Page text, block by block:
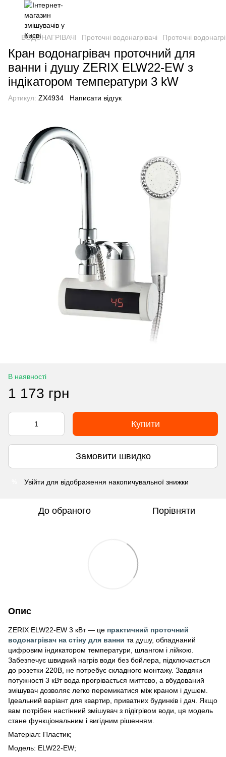
ВОДОНАГРІВАЧІ Проточні водонагрівачі Проточні
Кран водонагрівач проточний для
ванни і душу ZERIX ELW22-EW з
індікатором температури 3 kW
Артикул: ZX4934 Написати відгук
В наявності
1 173 грн
Купити
Замовити швидко
Увійти для відображення накопичувальної знижки
До обраного Порівняти
Опис
ZERIX ELW22-EW 3 кВт — це практичний проточний
водонагрівач на стіну для ванни та душу, обладнаний
цифровим індикатором температури, шлангом і лійкою.
Забезпечує швидкий нагрів води без бойлера, підключається
до розетки 220В, не потребує складного монтажу. Завдяки
потужності 3 кВт вода прогрівається миттєво, а вбудований
змішувач дозволяє легко перемикатися між краном і душем.
Ідеальний варіант для квартир, приватних будинків і дач. Якщо
вам потрібен настінний змішувач з підігрівом води, ця модель
стане функціональним і вигідним рішенням.
Матеріал: Пластик;
Модель: ELW22-EW;